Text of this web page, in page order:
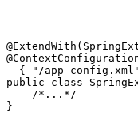
{ "/app-
public class
    /*...*/
}